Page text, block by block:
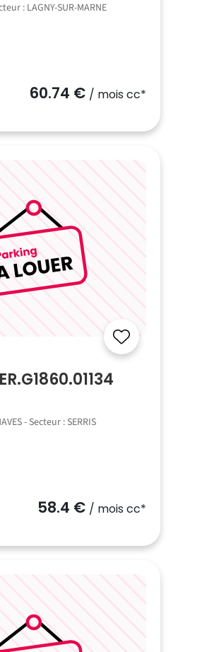
: LAGNY-SUR-MARNE
60.74 € / mois cc*
- Secteur : SERRIS
58.4 € / mois cc*